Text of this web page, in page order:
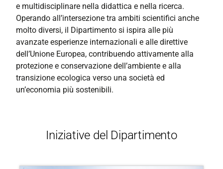
e multidisciplinare nella didattica e nella ricerca.
Operando all’intersezione tra ambiti scientifici anche
molto diversi, il Dipartimento si ispira alle più
avanzate esperienze internazionali e alle direttive
dell’Unione Europea, contribuendo attivamente alla
protezione e conservazione dell’ambiente e alla
transizione ecologica verso una società ed
un’economia più sostenibili.
Iniziative del Dipartimento